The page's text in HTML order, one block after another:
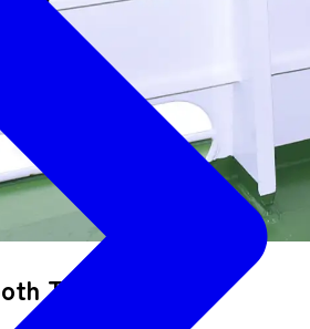
Trip